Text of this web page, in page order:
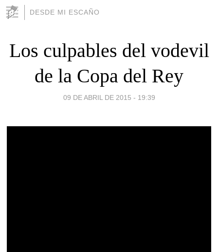
DESDE MI ESCAÑO
Los culpables del vodevil
de la Copa del Rey
09 DE ABRIL DE 2015 - 19:39